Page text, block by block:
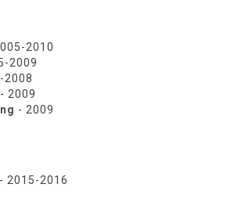
2010
2009
2008
- 2009
- 2009
- 2015-2016